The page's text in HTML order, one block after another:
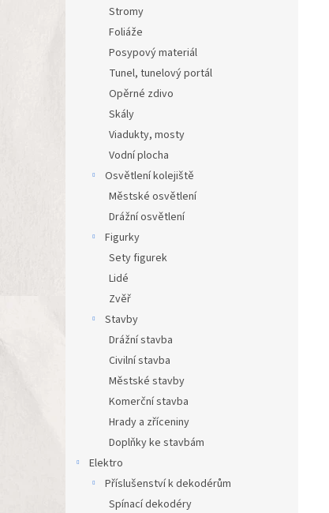
Stromy
Foliáže
Posypový materiál
Tunel, tunelový portál
Opěrné zdivo
Skály
Viadukty, mosty
Vodní plocha
Osvětlení kolejiště
Městské osvětlení
Drážní osvětlení
Figurky
Sety figurek
Lidé
Zvěř
Stavby
Drážní stavba
Civilní stavba
Městské stavby
Komerční stavba
Hrady a zříceniny
Doplňky ke stavbám
Elektro
Příslušenství k dekodérům
Spínací dekodéry